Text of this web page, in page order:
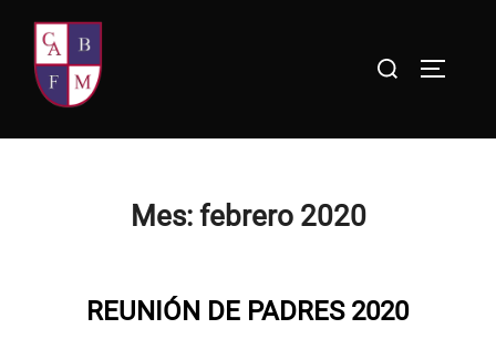
contenido
Buscar:
Mes: febrero 2020
REUNIÓN DE PADRES 2020